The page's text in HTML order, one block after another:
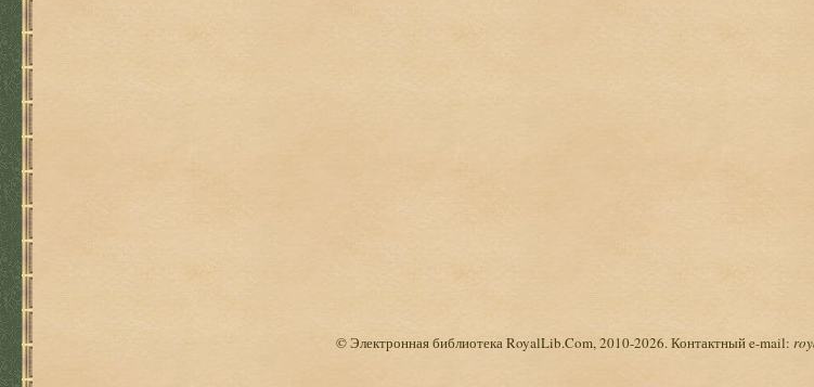
© Электронная библиотека RoyalLib.Com, 2010-2026. Контактный e-mail: